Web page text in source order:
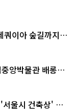
쿼이아 숲길까지…
앙박물관 배롱나
울시 건축상' 수